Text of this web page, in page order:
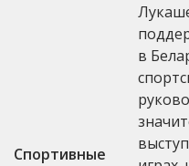
Спортивные
в